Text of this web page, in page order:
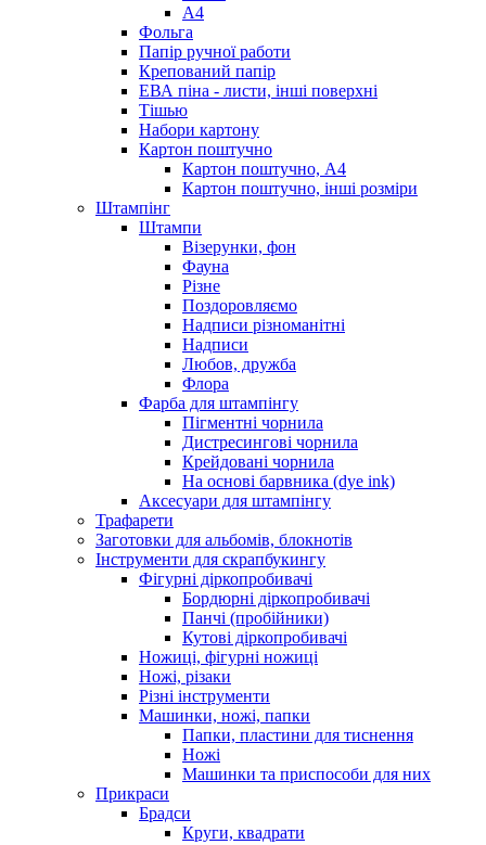
А4
Фольга
Папір ручної работи
Крепований папір
ЕВА піна - листи, інші поверхні
Тішью
Набори картону
Картон поштучно
Картон поштучно, А4
Картон поштучно, інші розміри
Штампінг
Штампи
Візерунки, фон
Фауна
Різне
Поздоровляємо
Надписи різноманітні
Надписи
Любов, дружба
Флора
Фарба для штампінгу
Пігментні чорнила
Дистресингові чорнила
Крейдовані чорнила
На основі барвника (dye ink)
Аксесуари для штампінгу
Трафарети
Заготовки для альбомів, блокнотів
Інструменти для скрапбукингу
Фігурні діркопробивачі
Бордюрні діркопробивачі
Панчі (пробійники)
Кутові діркопробивачі
Ножиці, фігурні ножиці
Ножі, різаки
Різні інструменти
Машинки, ножі, папки
Папки, пластини для тиснення
Ножі
Машинки та приспособи для них
Прикраси
Брадси
Круги, квадрати